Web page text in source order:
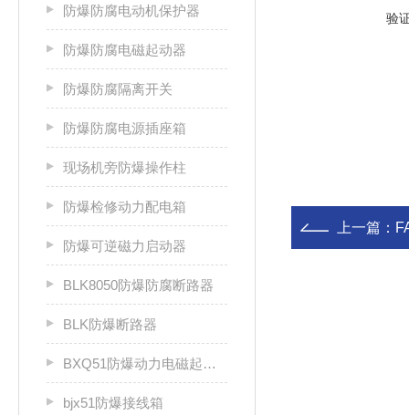
防爆防腐电动机保护器
防爆防腐电磁起动器
防爆防腐隔离开关
防爆防腐电源插座箱
现场机旁防爆操作柱
防爆检修动力配电箱
防爆可逆磁力启动器
BLK8050防爆防腐断路器
BLK防爆断路器
BXQ51防爆动力电磁起动箱
bjx51防爆接线箱
验
上一篇：